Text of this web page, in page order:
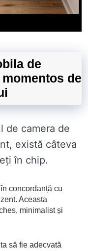
de
de
de camera de
există câteva
în chip.
concordanță cu
Aceasta
minimalist și
să fie adecvată